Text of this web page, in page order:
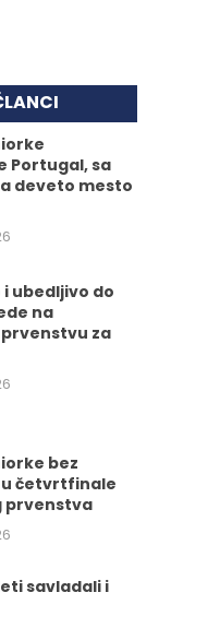
Portugal, sa
deveto mesto
i ubedljivo do
na
za
bez
četvrtfinale
prvenstva
savladali i